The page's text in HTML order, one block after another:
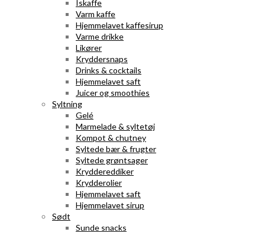
Iskaffe
Varm kaffe
Hjemmelavet kaffesirup
Varme drikke
Likører
Kryddersnaps
Drinks & cocktails
Hjemmelavet saft
Juicer og smoothies
Syltning
Gelé
Marmelade & syltetøj
Kompot & chutney
Syltede bær & frugter
Syltede grøntsager
Kryddereddiker
Krydderolier
Hjemmelavet saft
Hjemmelavet sirup
Sødt
Sunde snacks